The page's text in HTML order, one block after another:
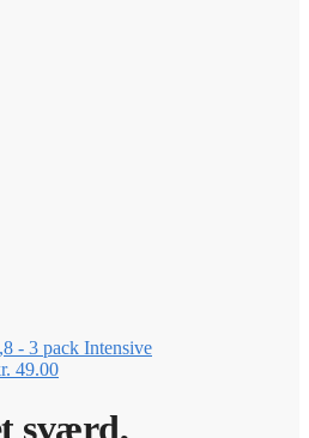
Intensive
49.00
sværd,